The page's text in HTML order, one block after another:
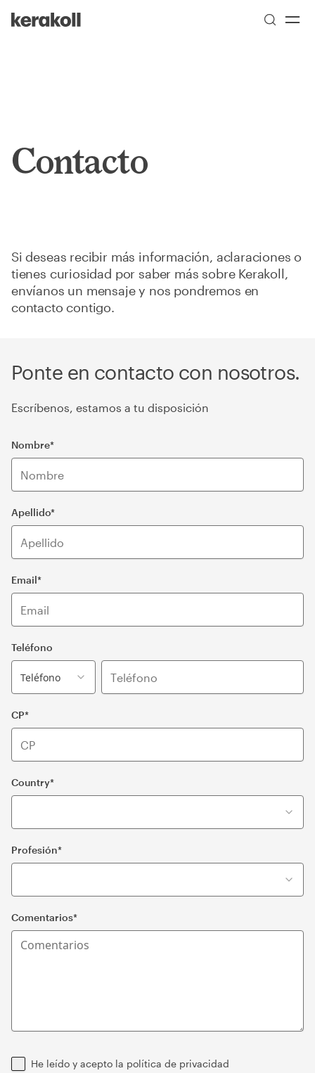
Go to Homepage
Contacto
Si deseas recibir más información, aclaraciones o
tienes curiosidad por saber más sobre Kerakoll,
envíanos un mensaje y nos pondremos en
contacto contigo.
Ponte en contacto con nosotros.
Escríbenos, estamos a tu disposición
Nombre*
Apellido*
Email*
Teléfono
Teléfono
CP*
Country*
Profesión*
Comentarios*
He leído y acepto la política de privacidad